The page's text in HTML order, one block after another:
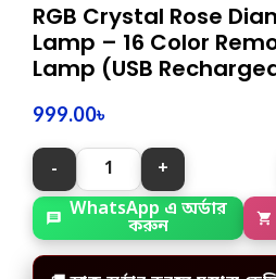
RGB Crystal Rose
Lamp – 16 Color
Lamp (USB
999.00৳
WhatsApp এ অর্ডার
করুন